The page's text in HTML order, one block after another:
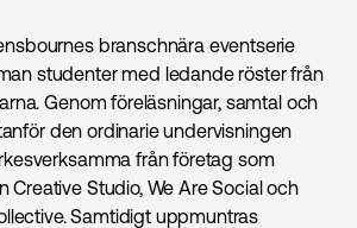
branschnära eventserie
studenter med ledande röster från
Genom föreläsningar, samtal och
den ordinarie undervisningen
från företag som
Creative Studio, We Are Social och
Samtidigt uppmuntras